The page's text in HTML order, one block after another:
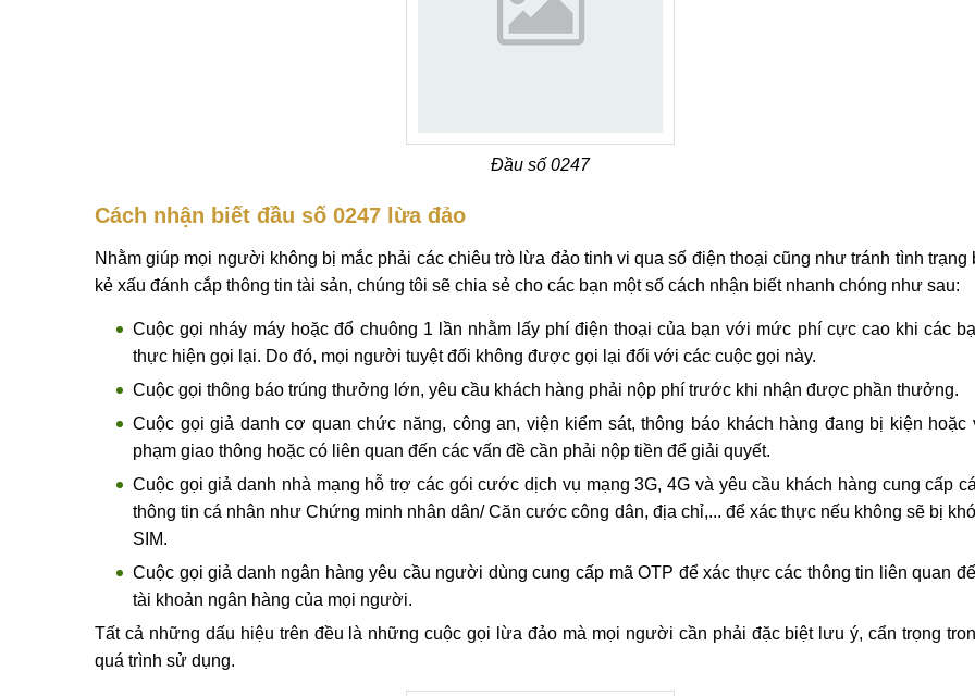
Đầu số 0247
Cách nhận biết đầu số 0247 lừa đảo
Nhằm giúp mọi người không bị mắc phải các chiêu trò lừa đảo tinh vi qua số điện thoại cũng như tránh tình trạng
kẻ xấu đánh cắp thông tin tài sản, chúng tôi sẽ chia sẻ cho các bạn một số cách nhận biết nhanh chóng như sau:
Cuộc gọi nháy máy hoặc đổ chuông 1 lần nhằm lấy phí điện thoại của bạn với mức phí cực cao khi các
thực hiện gọi lại. Do đó, mọi người tuyệt đối không được gọi lại đối với các cuộc gọi này.
Cuộc gọi thông báo trúng thưởng lớn, yêu cầu khách hàng phải nộp phí trước khi nhận được phần thưởng.
Cuộc gọi giả danh cơ quan chức năng, công an, viện kiểm sát, thông báo khách hàng đang bị kiện hoặc
phạm giao thông hoặc có liên quan đến các vấn đề cần phải nộp tiền để giải quyết.
Cuộc gọi giả danh nhà mạng hỗ trợ các gói cước dịch vụ mạng 3G, 4G và yêu cầu khách hàng cung cấp
thông tin cá nhân như Chứng minh nhân dân/ Căn cước công dân, địa chỉ,... để xác thực nếu không sẽ bị
SIM.
Cuộc gọi giả danh ngân hàng yêu cầu người dùng cung cấp mã OTP để xác thực các thông tin liên quan
tài khoản ngân hàng của mọi người.
Tất cả những dấu hiệu trên đều là những cuộc gọi lừa đảo mà mọi người cần phải đặc biệt lưu ý, cẩn trọng
quá trình sử dụng.